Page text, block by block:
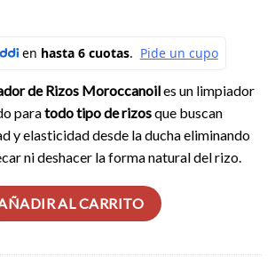
de Rizos Moroccanoiles un limpiador
paratodo tipo de rizosque buscan
y elasticidad desde la ducha eliminando
ni deshacer la forma natural del rizo.
Rizos cantidad
AL CARRITO